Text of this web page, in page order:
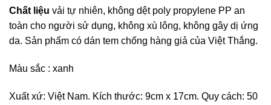
Chất liệu vải tự nhiên, không dệt poly propylene PP an
toàn cho người sử dụng, không xù lông, không gây dị ứng
da. Sản phẩm có dán tem chống hàng giả của Việt Thắng.
Màu sắc : xanh
Xuất xứ: Việt Nam. Kích thước: 9cm x 17cm. Quy cách: 50